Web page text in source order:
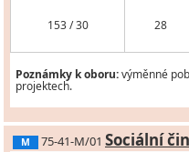
153 / 30 28
Poznámky k oboru:výměnné
projektech.
M 75-41-M/01 Sociální